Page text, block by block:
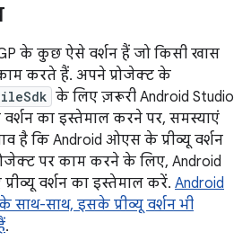
के कुछ ऐसे वर्शन हैं जो किसी खास
करते हैं. अपने प्रोजेक्ट के
के लिए ज़रूरी Android Studio
का इस्तेमाल करने पर, समस्याएं
है कि Android ओएस के प्रीव्यू वर्शन
पर काम करने के लिए, Android
वर्शन का इस्तेमाल करें. Android
साथ-साथ, इसके प्रीव्यू वर्शन भी
.